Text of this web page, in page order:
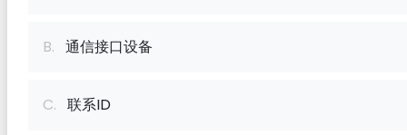
B. 通信接口设备
C. 联系ID